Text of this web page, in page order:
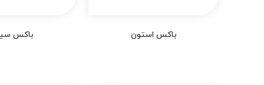
باکس استون باکس